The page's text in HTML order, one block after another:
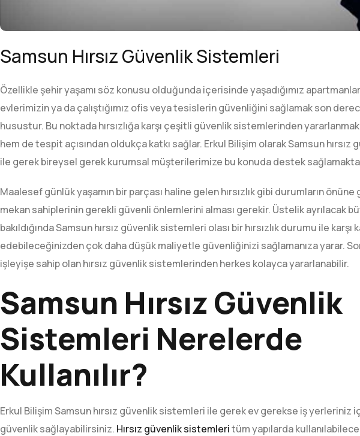
Samsun Hırsız Güvenlik Sistemleri
Özellikle şehir yaşamı söz konusu olduğunda içerisinde yaşadığımız
evlerimizin ya da çalıştığımız ofis veya tesislerin güvenliğini sağlamak son
husustur. Bu noktada hırsızlığa karşı çeşitli güvenlik sistemlerinden yararlanmak
hem de tespit açısından oldukça katkı sağlar. Erkul Bilişim olarak Samsun
ile gerek bireysel gerek kurumsal müşterilerimize bu konuda destek
Maalesef günlük yaşamın bir parçası haline gelen hırsızlık gibi durumların
mekan sahiplerinin gerekli güvenli önlemlerini alması gerekir. Üstelik ayrılacak
bakıldığında Samsun hırsız güvenlik sistemleri olası bir hırsızlık durumu ile karşı
edebileceğinizden çok daha düşük maliyetle güvenliğinizi sağlamanıza yarar.
işleyişe sahip olan hırsız güvenlik sistemlerinden herkes kolayca yararlanabilir.
Samsun Hırsız Güvenlik
Sistemleri Nerelerde
Kullanılır?
Erkul Bilişim Samsun hırsız güvenlik sistemleri ile gerek ev gerekse iş yerleriniz
güvenlik sağlayabilirsiniz. Hırsız güvenlik sistemleritüm yapılarda